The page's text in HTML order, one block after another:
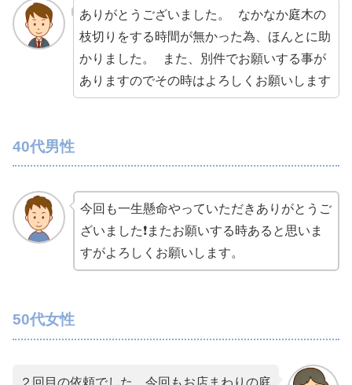
ありがとうございました。 なかなか庭木の
枝切りをする時間が無かった為、ほんとに助
かりました。 また、別件でお願いする事が
ありますのでその時はよろしくお願いします
40代男性
今回も一生懸命やっていただきありがとうご
ざいました❗️またお願いする時あると思いま
すがよろしくお願いします。
50代女性
２回目の依頼でした。今回もお店まわりの庭